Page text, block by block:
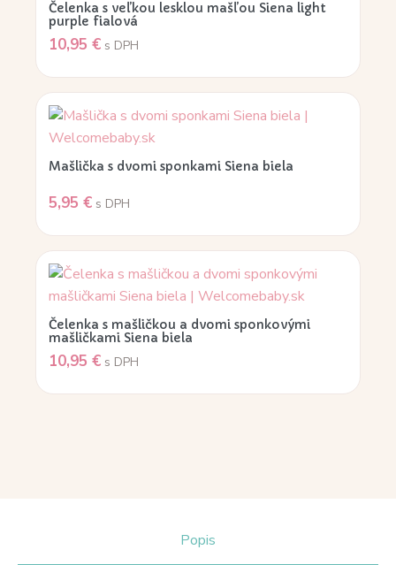
Čelenka s veľkou lesklou mašľou Siena light
purple fialová
10,95 € s DPH
Mašlička s dvomi sponkami Siena biela
5,95 € s DPH
Čelenka s mašličkou a dvomi sponkovými
mašličkami Siena biela
10,95 € s DPH
Popis